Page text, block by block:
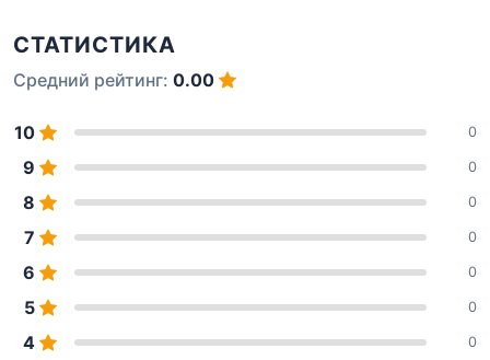
СТАТИСТИКА
Средний рейтинг: 0.00
10 0
9 0
8 0
7 0
6 0
5 0
4 0